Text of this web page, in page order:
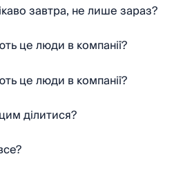
завтра, не лише зараз?
це люди в компанії?
це люди в компанії?
ділитися?